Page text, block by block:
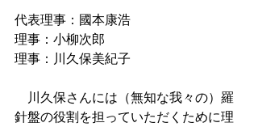
代表理事：國本康浩
理事：小柳次郎
理事：川久保美紀子
川久保さんには（無知な我々の）羅
針盤の役割を担っていただくために理